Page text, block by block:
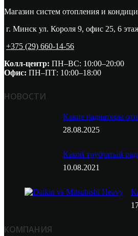
Магазин систем отопления и
г. Минск ул. Короля 9, офис 25, 6
+375 (29) 660-14-56
Колл-центр: ПН–ВС: 10:00–20:00​
Офис: ПН–ПТ: 10:00–18:00
НОВОСТИ
Какие радиаторы
28.08.2025
Какой трубчатый
10.08.2021
КОМПАНИЯ